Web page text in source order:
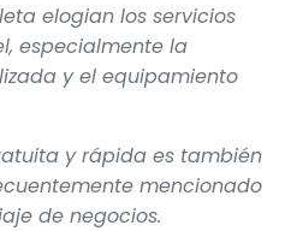
elogian los servicios
especialmente la
y el equipamiento
y rápida es también
mencionado
de negocios.